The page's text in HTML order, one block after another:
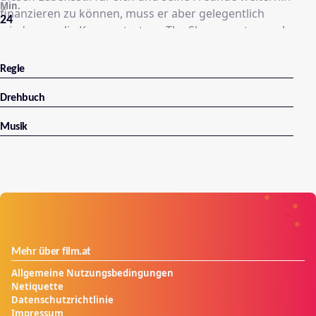
finanzieren zu können, muss er aber gelegentlich
wieder vor die Kamera treten - The Show must go on!
24
Min.
Regie
Drehbuch
Musik
Mehr über film.at
Allgemeine Nutzungsbedingungen
Netiquette
Datenschutzrichtlinie
Impressum